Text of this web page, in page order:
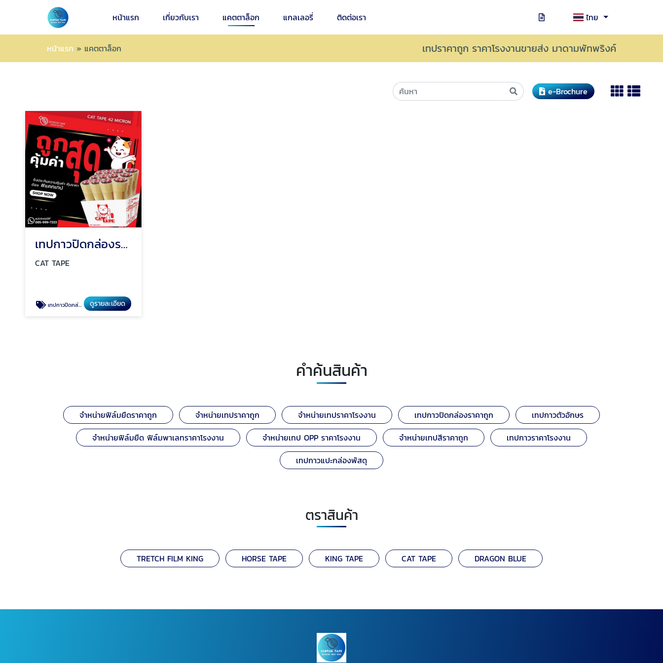
หน้าแรก เกี่ยวกับเรา แคตตาล็อก แกลเลอรี่ ติดต่อเรา ไทย
หน้าแรก » แคตตาล็อก เทปราคาถูก ราคาโรงงานขายส่ง มาดามพัทพริงค์
e-Brochure
เทปกาวปิดกล่องราคาถูก ตรา CAT TAPE รุ่นประหยัดต้นทุน
CAT TAPE
เทปกาวปิดกล่องราคาถูก ดูรายละเอียด
คำค้นสินค้า
จำหน่ายฟิล์มยืดราคาถูก จำหน่ายเทปราคาถูก จำหน่ายเทปราคาโรงงาน เทปกาวปิดกล่องราคาถูก
เทปกาวตัวอักษร
จำหน่ายฟิล์มยืด ฟิล์มพาเลทราคาโรงงาน
จำหน่ายเทป OPP ราคาโรงงาน จำหน่ายเทปสีราคาถูก
เทปกาวราคาโรงงาน
เทปกาวแปะกล่องพัสดุ
ตราสินค้า
TRETCH FILM KING HORSE TAPE KING TAPE CAT TAPE DRAGON BLUE